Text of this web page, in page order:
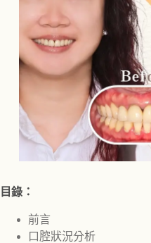
目錄：
前言
口腔狀況分析